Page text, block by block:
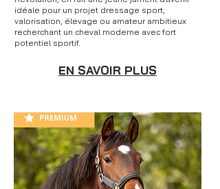
idéale pour un projet dressage sport,
valorisation, élevage ou amateur ambitieux
recherchant un cheval moderne avec fort
potentiel sportif.
EN SAVOIR PLUS